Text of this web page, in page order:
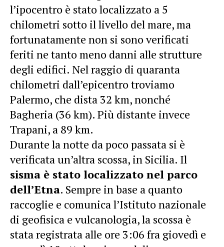
l’ipocentro è stato localizzato a 5
chilometri sotto il livello del mare, ma
fortunatamente non si sono verificati
feriti ne tanto meno danni alle strutture
degli edifici. Nel raggio di quaranta
chilometri dall’epicentro troviamo
Palermo, che dista 32 km, nonché
Bagheria (36 km). Più distante invece
Trapani, a 89 km.
Durante la notte da poco passata si è
verificata un’altra scossa, in Sicilia. Il
sisma è stato localizzato nel parco
dell’Etna. Sempre in base a quanto
raccoglie e comunica l’Istituto nazionale
di geofisica e vulcanologia, la scossa è
stata registrata alle ore 3:06 fra giovedì e